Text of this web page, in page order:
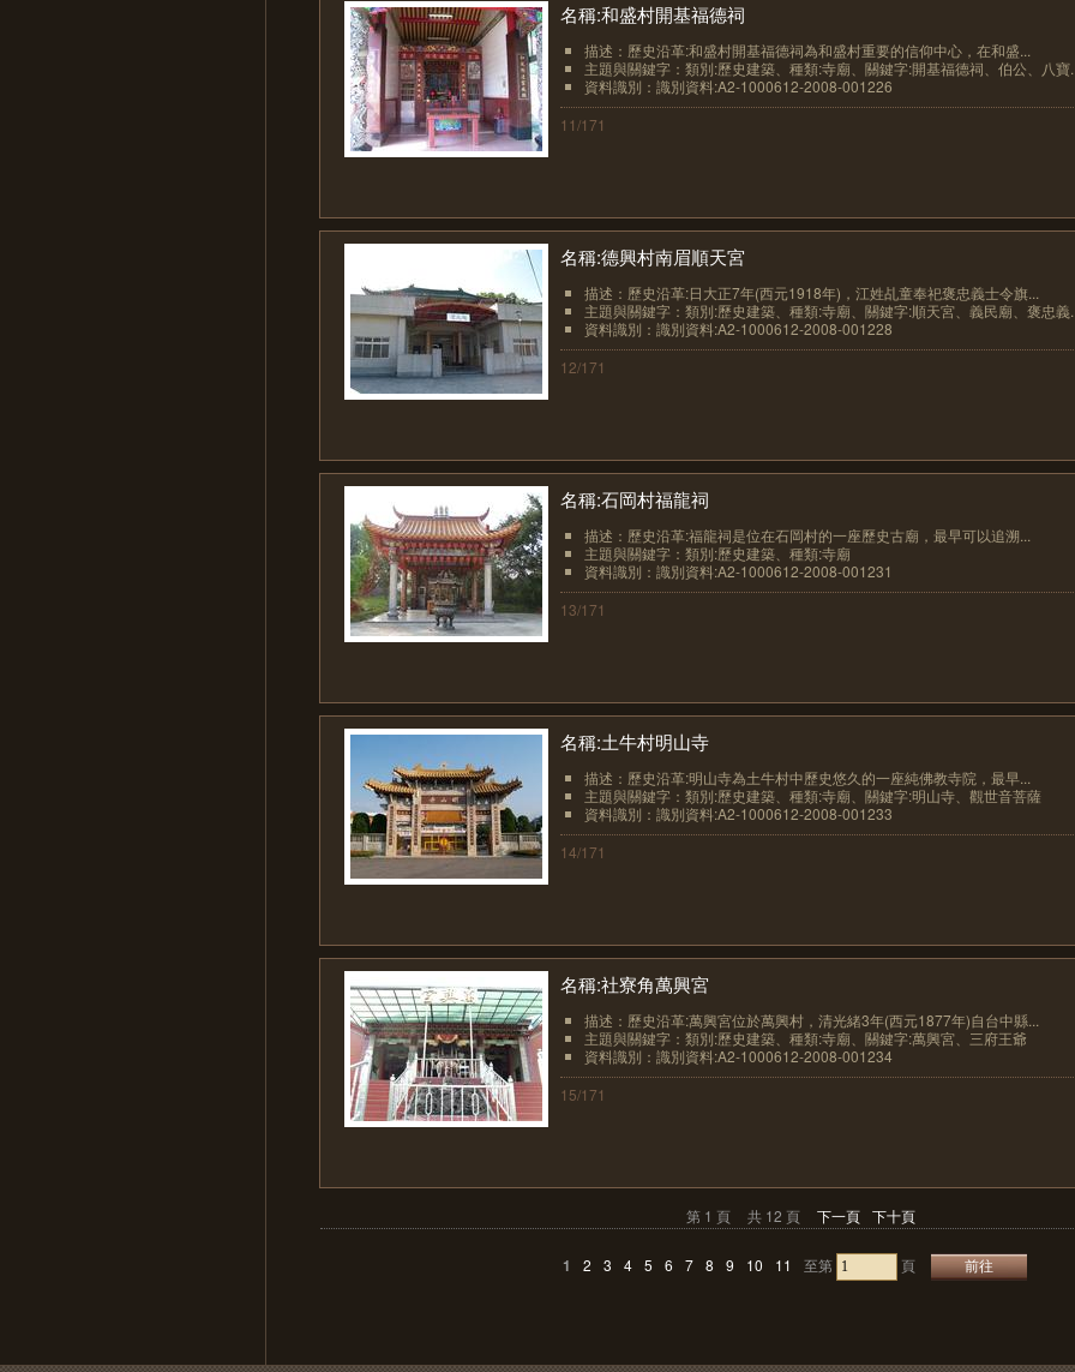
名稱:和盛村開基福德祠
描述：歷史沿革:和盛村開基福德祠為和盛村重要的信仰中心，在和盛...
主題與關鍵字：類別:歷史建築、種類:寺廟、關鍵字:開基福德祠、伯公、八寶
資料識別：識別資料:A2-1000612-2008-001226
11/171
名稱:德興村南眉順天宮
描述：歷史沿革:日大正7年(西元1918年)，江姓乩童奉祀褒忠義士令旗...
主題與關鍵字：類別:歷史建築、種類:寺廟、關鍵字:順天宮、義民廟、褒忠義
資料識別：識別資料:A2-1000612-2008-001228
12/171
名稱:石岡村福龍祠
描述：歷史沿革:福龍祠是位在石岡村的一座歷史古廟，最早可以追溯...
主題與關鍵字：類別:歷史建築、種類:寺廟
資料識別：識別資料:A2-1000612-2008-001231
13/171
名稱:土牛村明山寺
描述：歷史沿革:明山寺為土牛村中歷史悠久的一座純佛教寺院，最早...
主題與關鍵字：類別:歷史建築、種類:寺廟、關鍵字:明山寺、觀世音菩薩
資料識別：識別資料:A2-1000612-2008-001233
14/171
名稱:社寮角萬興宮
描述：歷史沿革:萬興宮位於萬興村，清光緒3年(西元1877年)自台中縣...
主題與關鍵字：類別:歷史建築、種類:寺廟、關鍵字:萬興宮、三府王爺
資料識別：識別資料:A2-1000612-2008-001234
15/171
第 1 頁 共 12 頁 下一頁 下十頁
1 2 3 4 5 6 7 8 9 10 11 至第 頁